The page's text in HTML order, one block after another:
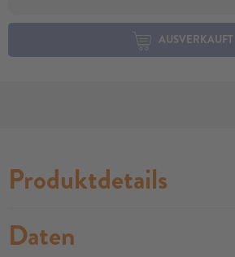
AUSVERKAUFT
Produktdetails
Daten